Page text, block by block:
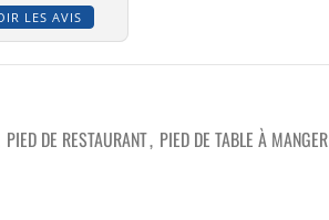
LES AVIS
PIED DE RESTAURANT, PIED DE TABLE À MANGER